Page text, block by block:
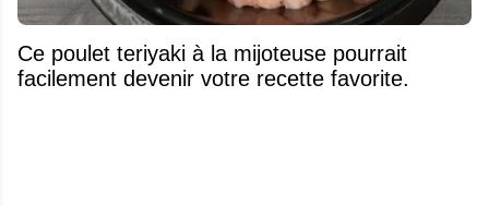
Ce poulet teriyaki à la mijoteuse pourrait
facilement devenir votre recette favorite.